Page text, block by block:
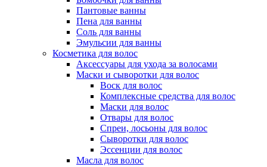
Пантовые ванны
Пена для ванны
Соль для ванны
Эмульсии для ванны
Косметика для волос
Аксессуары для ухода за волосами
Маски и сыворотки для волос
Воск для волос
Комплексные средства для волос
Маски для волос
Отвары для волос
Спреи, лосьоны для волос
Сыворотки для волос
Эссенции для волос
Масла для волос